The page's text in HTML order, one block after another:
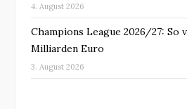
4. August 2026
Champions League 2026/27: So
Milliarden Euro
3. August 2026